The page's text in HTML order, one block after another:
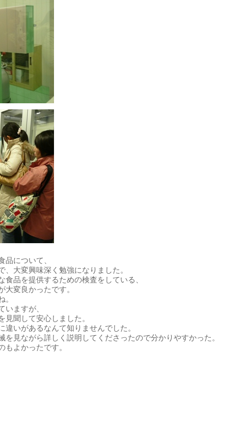
品について、
大変興味深く勉強になりました。
品を提供するための検査をしている、
変良かったです。
。
いますが、
聞して安心しました。
いがあるなんて知りませんでした。
を見ながら詳しく説明してくださったので分かりやすかった。
もよかったです。